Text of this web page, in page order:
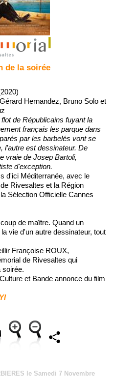
de la soirée
Hernandez, Bruno Solo et
de Républicains fuyant la
français les parque dans
par les barbelés vont se
l’autre est dessinateur. De
vraie de Josep Bartoli,
d'exception.
d'ici Méditerranée, avec le
Rivesaltes et la Région
Sélection Officielle Cannes
de maître. Quand un
vie d'un autre dessinateur, tout
Françoise ROUX,
de Rivesaltes qui
soirée.
et Bande annonce du film
le Samedi 7 Novembre